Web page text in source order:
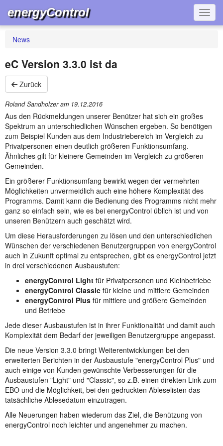
energyControl
News
eC Version 3.3.0 ist da
Zurück
Roland Sandholzer am 19.12.2016
Aus den Rückmeldungen unserer Benützer hat sich ein großes
Spektrum an unterschiedlichen Wünschen ergeben. So benötigen
zum Beispiel Kunden aus dem Industriebereich im Vergleich zu
Privatpersonen einen deutlich größeren Funktionsumfang.
Ähnliches gilt für kleinere Gemeinden im Vergleich zu größeren
Gemeinden.
Ein größerer Funktionsumfang bewirkt wegen der vermehrten
Möglichkeiten unvermeidlich auch eine höhere Komplexität des
Programms. Damit kann die Bedienung des Programms nicht mehr
ganz so einfach sein, wie es bei energyControl üblich ist und von
unseren Benützern auch geschätzt wird.
Um diese Herausforderungen zu lösen und den unterschiedlichen
Wünschen der verschiedenen Benutzergruppen von energyControl
auch in Zukunft optimal zu entsprechen, gibt es energyControl jetzt
in drei verschiedenen Ausbaustufen:
energyControl Light für Privatpersonen und Kleinbetriebe
energyControl Classic für kleine und mittlere Gemeinden
energyControl Plus für mittlere und größere Gemeinden
und Betriebe
Jede dieser Ausbaustufen ist in ihrer Funktionalität und damit auch
Komplexität dem Bedarf der jeweiligen Benutzergruppe angepasst.
Die neue Version 3.3.0 bringt Weiterentwicklungen bei den
erweiterten Berichten in der Ausbaustufe "energyControl Plus" und
auch einige von Kunden gewünschte Verbesserungen für die
Ausbaustufen "Light" und "Classic", so z.B. einen direkten Link zum
EBO und die Möglichkeit, bei den gedruckten Ableselisten das
tatsächliche Ablesedatum einzutragen.
Alle Neuerungen haben wiederum das Ziel, die Benützung von
energyControl noch leichter und angenehmer zu machen.